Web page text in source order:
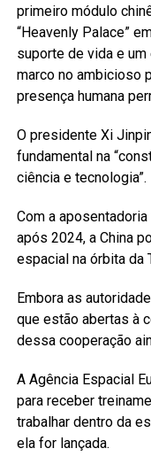
primeiro módulo
“Heavenly Palace”
suporte de vida e
marco no ambicioso
presença humana
O presidente Xi
fundamental na
ciência e tecnologia”.
Com a aposentadoria
após 2024, a China
espacial na órbita da
Embora as
que estão abertas à
dessa cooperação
A Agência Espacial
para receber
trabalhar dentro da
ela for lançada.